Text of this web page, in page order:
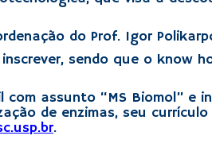
do Prof. Igor
sendo que o know
assunto “MS Biomol” e
de enzimas, seu
.